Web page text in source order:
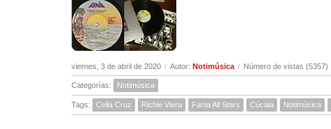
viernes, 3 de abril de 2020 / Autor: Notimúsica / Número de vistas (5357)
Categorías: Notimúsica
Tags: Celia Cruz Richie Viera Fania All Stars Cúcala Notimúsica